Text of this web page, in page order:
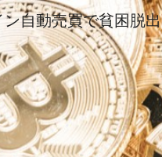
ン自動売買で貧困脱出